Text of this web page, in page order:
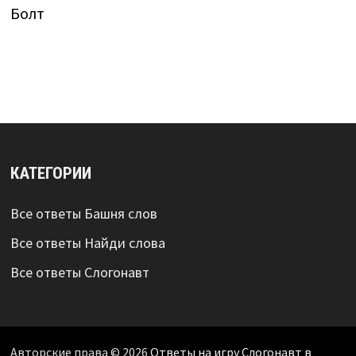
Болт
КАТЕГОРИИ
Все ответы Башня слов
Все ответы Найди слова
Все ответы Слогонавт
Авторские права © 2026 Ответы на игру Слогонавт в